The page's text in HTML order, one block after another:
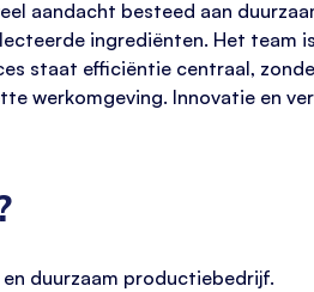
aandacht besteed aan
ingrediënten. Het team
staat efficiëntie centraal,
werkomgeving. Innovatie en
duurzaam productiebedrijf.